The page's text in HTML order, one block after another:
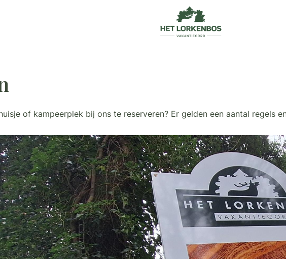
of kampeerplek bij ons te reserveren? Er gelden een aantal regels